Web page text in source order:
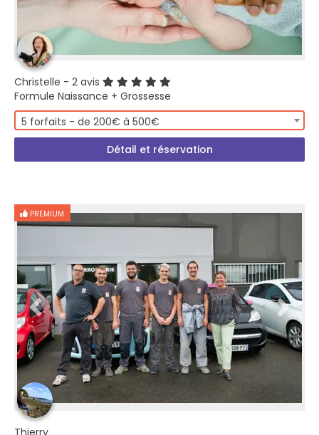
Christelle - 2 avis
Formule Naissance + Grossesse
5 forfaits - de 200€ à 500€
Détail et réservation
PREMIUM
Thierry